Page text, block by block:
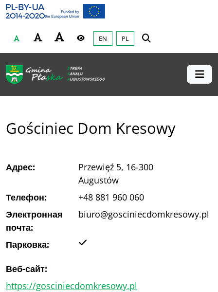
Gmina Płaska
Przejdź do głównej treśći
Czcionka Wysoki kontrast
EN PL
Gościniec Dom Kresowy
Адрес:
Przewięź 5, 16-300
Augustów
Телефон:
+48 881 960 060
Электронная
почта:
biuro@gosciniecdomkresowy.pl
Парковка:
Веб-сайт:
https://gosciniecdomkresowy.pl